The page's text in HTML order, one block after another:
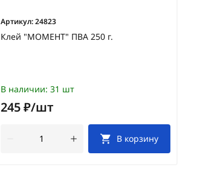
Артикул:24823
Клей "МОМЕНТ" ПВА 250 г.
В наличии: 31 шт
245 ₽/шт
В корзину